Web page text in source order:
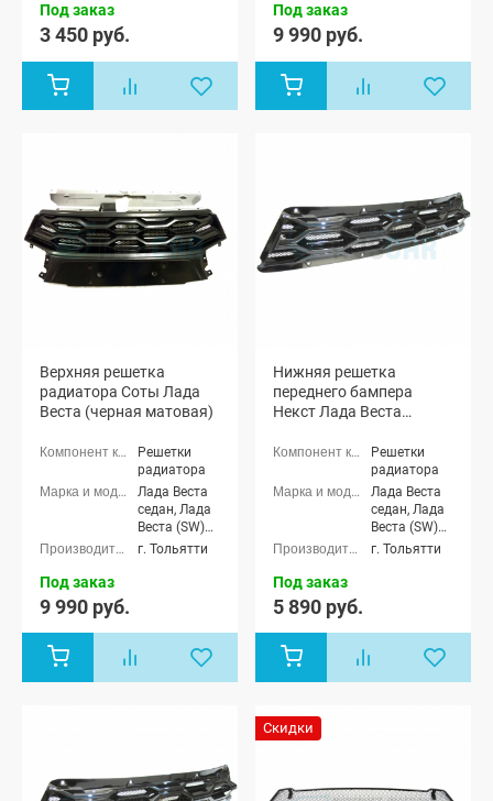
Под заказ
3 450 руб.
Под заказ
9 990 руб.
Верхняя решетка
радиатора Соты Лада
Веста (черная матовая)
Решетки
радиатора
Лада Веста
седан, Лада
Веста (SW)
универсал
г. Тольятти
Под заказ
9 990 руб.
Нижняя решетка
переднего бампера
Некст Лада Веста
Решетки
радиатора
Лада Веста
седан, Лада
Веста (SW)
универсал
г. Тольятти
Под заказ
5 890 руб.
Скидки